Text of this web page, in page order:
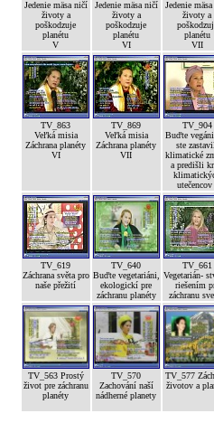
Jedenie mäsa ničí
životy a
poškodzuje
planétu
V
Jedenie mäsa ničí
životy a
poškodzuje
planétu
VI
Jedenie
životy a
planétu
VII
TV_863
Veľká misia
Záchrana planéty
VI
TV_869
Veľká misia
Záchrana planéty
VII
TV_904
Buďte
ste
klimatické
a predišli
TV_619
Záchrana světa pro
naše přežití
TV_640
Buďte vegetariáni,
ekologickí pre
záchranu planéty
TV_661
Vegetarián-
riešením
záchranu
TV_563 Prostý
život pre záchranu
planéty
TV_570
Zachování naší
nádherné planety
TV_577
životov a